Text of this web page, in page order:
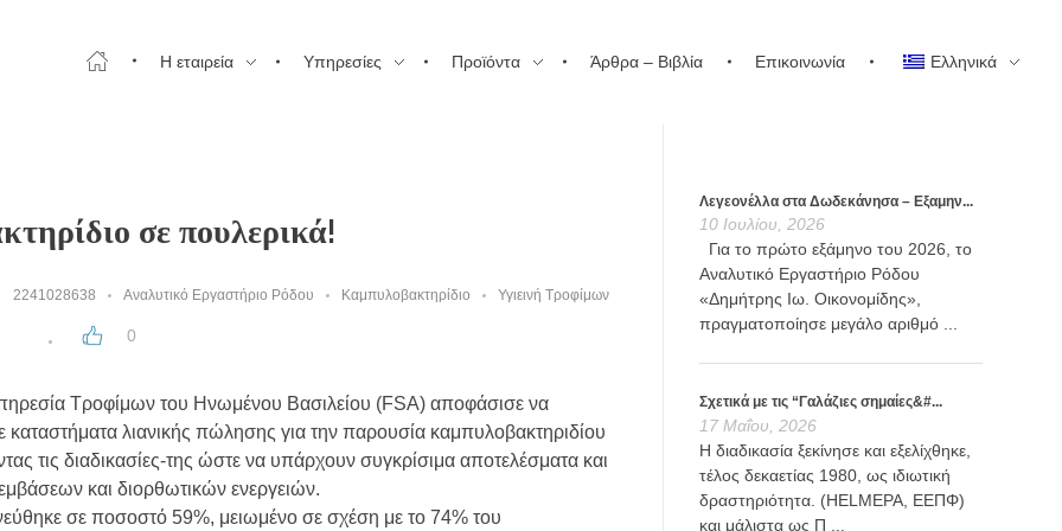
Η εταιρεία Υπηρεσίες Προϊόντα Άρθρα – Βιβλία Επικοινωνία Ελληνικά
σε πουλερικά!
2241028638 Αναλυτικό Εργαστήριο Ρόδου Καμπυλοβακτηρίδιο Υγιεινή Τροφίμων
0
Τροφίμων του Ηνωμένου Βασιλείου (FSA) αποφάσισε να
καταστήματα λιανικής πώλησης για την παρουσία καμπυλοβακτηριδίου
τις διαδικασίες-της ώστε να υπάρχουν συγκρίσιμα αποτελέσματα και
και διορθωτικών ενεργειών.
σε ποσοστό 59%, μειωμένο σε σχέση με το 74% του
Λεγεονέλλα στα Δωδεκάνησα – Εξαμην...
10 Ιουλίου, 2026
Για το πρώτο εξάμηνο του 2026, το
Αναλυτικό Εργαστήριο Ρόδου
«Δημήτρης Ιω. Οικονομίδης»,
πραγματοποίησε μεγάλο αριθμό ...
Σχετικά με τις “Γαλάζιες σημαίες&#...
17 Μαΐου, 2026
Η διαδικασία ξεκίνησε και εξελίχθηκε,
τέλος δεκαετίας 1980, ως ιδιωτική
δραστηριότητα. (HELMEPA, ΕΕΠΦ)
και μάλιστα ως Π ...